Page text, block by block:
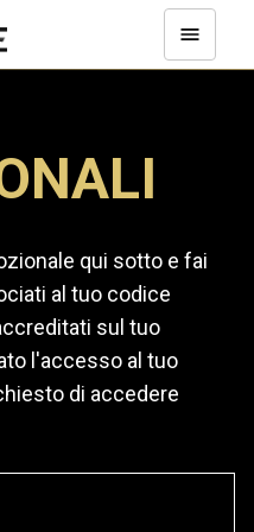
qui sotto e fai
al tuo codice
sul tuo
l'accesso al tuo
di accedere